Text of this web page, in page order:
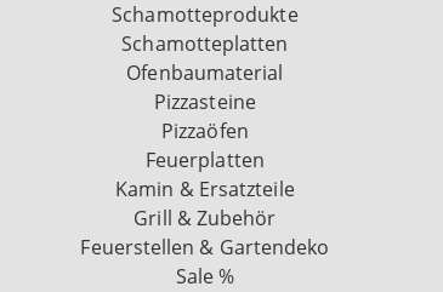
Schamotteprodukte
Schamotteplatten
Ofenbaumaterial
Pizzasteine
Pizzaöfen
Feuerplatten
Kamin & Ersatzteile
Grill & Zubehör
Feuerstellen & Gartendeko
Sale %